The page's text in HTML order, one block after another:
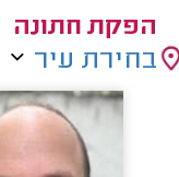
הפקת חתונה
בחירת עיר